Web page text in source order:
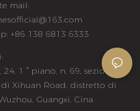
mail:
+86 138 6813 6333
24, 1 ° piano, n. 69, sezione
Xihuan Road, distretto di
Guangxi, Cina